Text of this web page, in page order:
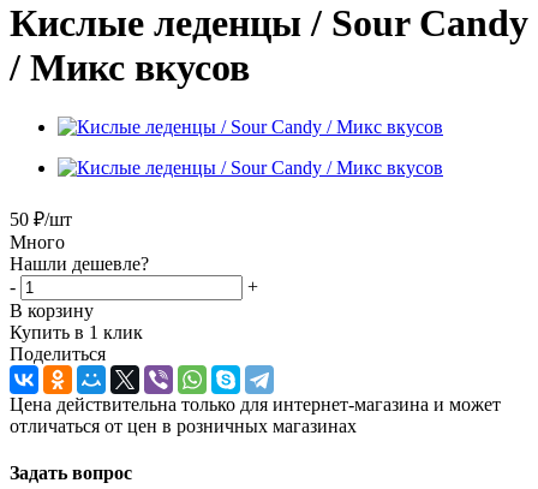
Кислые леденцы / Sour Candy
/ Микс вкусов
50 ₽/шт
Много
Нашли дешевле?
-
+
В корзину
Купить в 1 клик
Поделиться
Цена действительна только для интернет-магазина и может
отличаться от цен в розничных магазинах
Задать вопрос